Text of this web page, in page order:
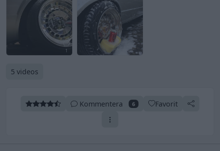
1
5 videos
Kommentera 6 Favorit